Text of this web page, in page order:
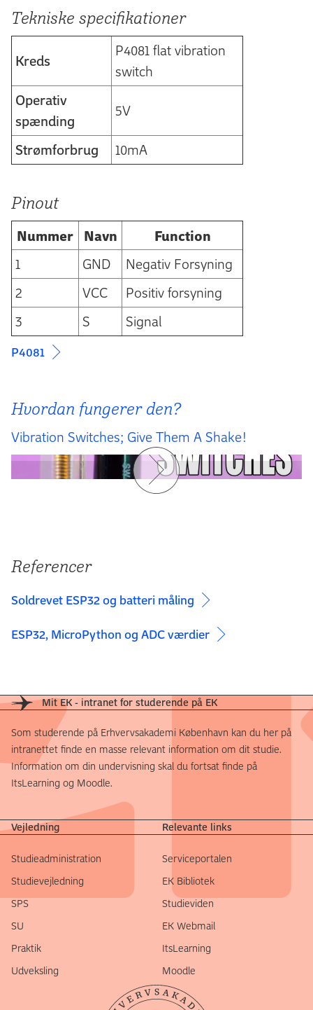
Tekniske specifikationer
Kreds
P4081 flat vibration
switch
Operativ
spænding
5V
Strømforbrug 10mA
Pinout
Nummer Navn Function
1 GND
Negativ Forsyning
2
VCC
Positiv forsyning
3
S Signal
P4081
Hvordan fungerer den?
Vibration Switches; Give Them A Shake!
Referencer
Soldrevet ESP32 og batteri måling
ESP32, MicroPython og ADC værdier
Mit EK - intranet for studerende på EK
Som studerende på Erhvervsakademi København kan du her på
intranettet finde en masse relevant information om dit studie.
Information om din undervisning skal du fortsat finde på
ItsLearning og Moodle.
Vejledning
Studieadministration
Studievejledning
SPS
SU
Praktik
Udveksling
Relevante links
Serviceportalen
EK Bibliotek
Studieviden
EK Webmail
ItsLearning
Moodle